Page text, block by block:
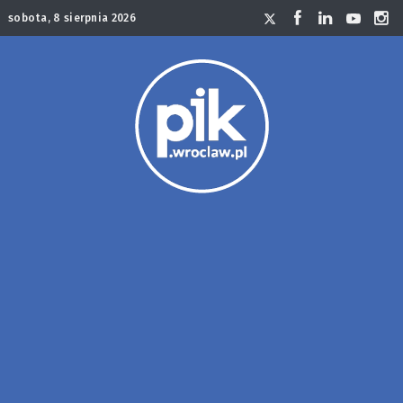
sobota, 8 sierpnia 2026